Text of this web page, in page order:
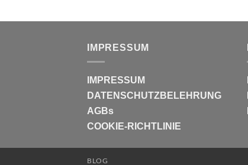
IMPRESSUM
IMPRESSUM
DATENSCHUTZBELEHRUNG
AGBs
COOKIE-RICHTLINIE
BLOG